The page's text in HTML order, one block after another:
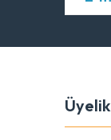
Üyelik